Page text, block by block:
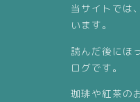
当サイトでは
います。
読んだ後にほ
ログです。
珈琲や紅茶の